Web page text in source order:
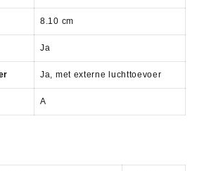
8.10 cm
Ja
Ja, met externe luchttoevoer
A